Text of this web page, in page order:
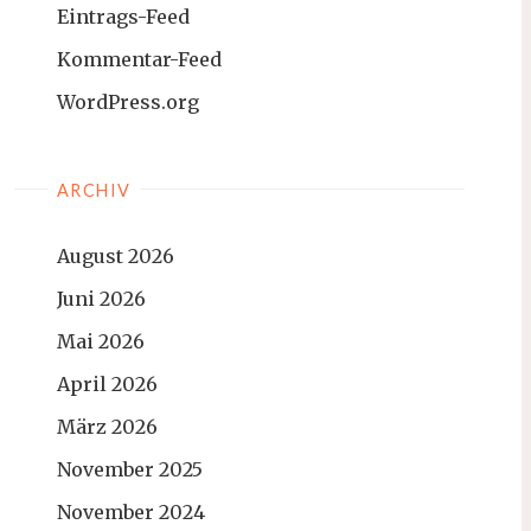
Eintrags-Feed
Kommentar-Feed
WordPress.org
ARCHIV
August 2026
Juni 2026
Mai 2026
April 2026
März 2026
November 2025
November 2024